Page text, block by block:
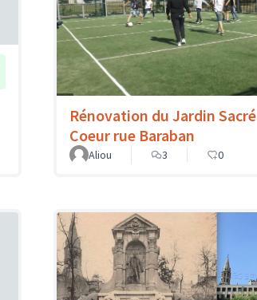
Rénovation du Jardin Sacré
Coeur rue Baraban
Aliou
3 0